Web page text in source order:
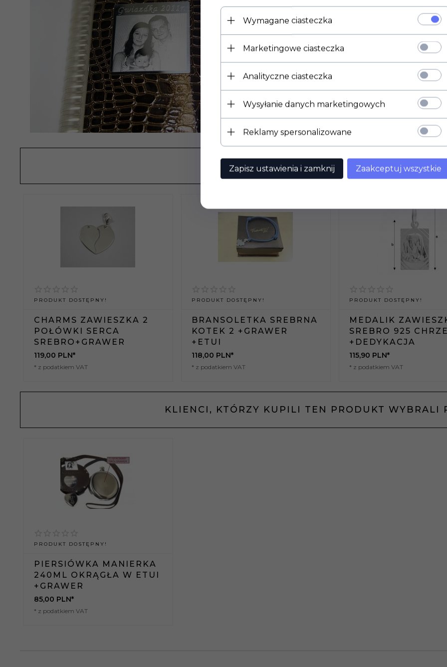
POLECAMY
PRODUKT DOSTĘPNY!
CHARMS ZAWIESZKA 2
POŁÓWKI SERCA
SREBRO+GRAWER
119,00 PLN*
* z podatkiem VAT
PRODUKT DOSTĘPNY!
BRANSOLETKA SREBRNA
KOTEK 2 +GRAWER
+ETUI
118,00 PLN*
* z podatkiem VAT
PRODUKT DOSTĘPNY!
MEDALIK
SREBRO 925
+DEDYKACJA
115,90 PLN*
* z podatkiem VAT
KLIENCI, KTÓRZY KUPILI TEN PRODUKT WYBRALI
PRODUKT DOSTĘPNY!
PIERSIÓWKA MANIERKA
240ML OKRĄGŁA W ETUI
+GRAWER
85,00 PLN*
* z podatkiem VAT
Wymagane ciasteczka
Marketingowe ciasteczka
Analityczne ciasteczka
Wysyłanie danych marketingowych
Reklamy spersonalizowane
Zapisz ustawienia i zamknij Zaakceptuj wszystkie